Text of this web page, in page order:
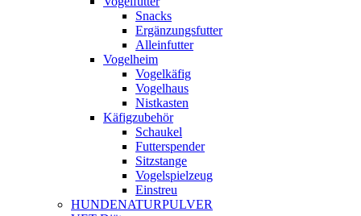
Snacks
Ergänzungsfutter
Alleinfutter
Vogelheim
Vogelkäfig
Vogelhaus
Nistkasten
Käfigzubehör
Schaukel
Futterspender
Sitzstange
Vogelspielzeug
Einstreu
HUNDENATURPULVER